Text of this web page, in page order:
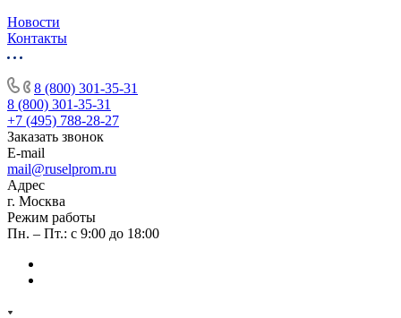
Новости
Контакты
8 (800) 301-35-31
8 (800) 301-35-31
+7 (495) 788-28-27
Заказать звонок
E-mail
mail@ruselprom.ru
Адрес
г. Москва
Режим работы
Пн. – Пт.: с 9:00 до 18:00